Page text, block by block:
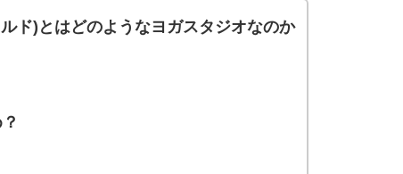
ド)とはどのようなヨガスタジオなのか